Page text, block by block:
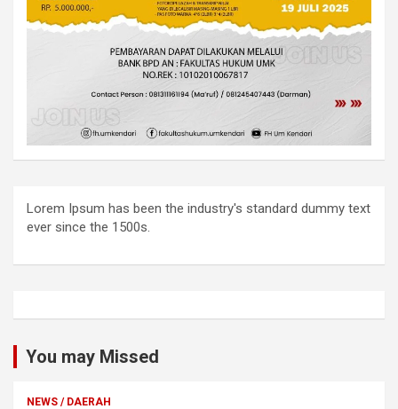
Lorem Ipsum has been the industry's standard dummy text
ever since the 1500s.
You may Missed
NEWS / DAERAH